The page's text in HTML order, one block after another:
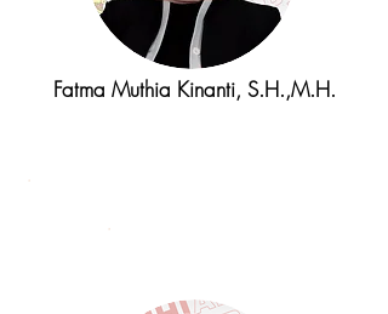
Fatma Muthia Kinanti, S.H.,M.H.